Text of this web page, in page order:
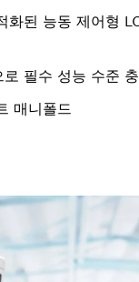
화된 능동 제어형
필수 성능 수준
매니폴드